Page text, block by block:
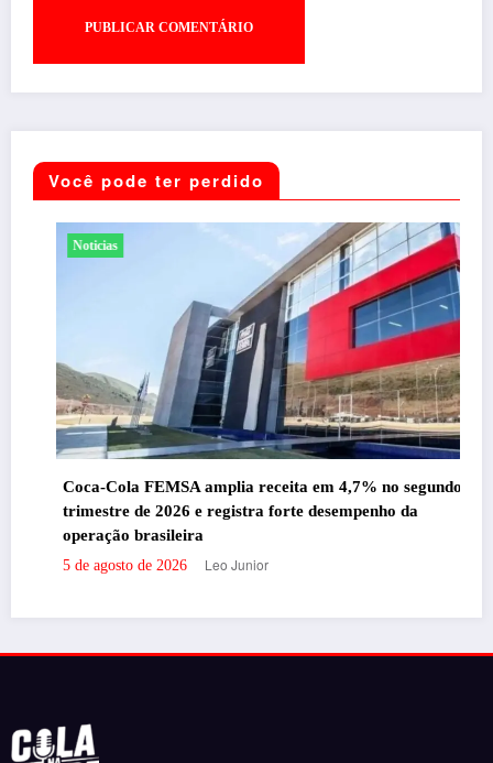
Você pode ter perdido
Noticias
Coca-Cola FEMSA amplia receita em 4,7% no segundo
trimestre de 2026 e registra forte desempenho da
operação brasileira
5 de agosto de 2026 Leo Junior